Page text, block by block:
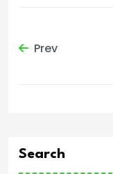
Prev
Search